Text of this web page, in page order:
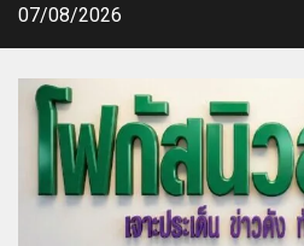
Skip07/08/2026